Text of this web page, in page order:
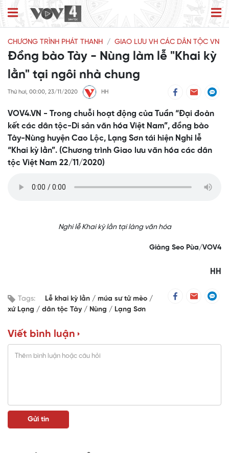
CHƯƠNG TRÌNH PHÁT THANH GIAO LƯU VH CÁC DÂN TỘC VN
Đồng bào Tày - Nùng làm lễ "Khai kỳ
lằn" tại ngôi nhà chung
Thứ hai, 00:00, 23/11/2020 HH
VOV4.VN - Trong chuỗi hoạt động của Tuần “Đại đoàn
kết các dân tộc-Di sản văn hóa Việt Nam”, đồng bào
Tày-Nùng huyện Cao Lộc, Lạng Sơn tái hiện Nghi lễ
“Khai kỳ lằn”. (Chương trình Giao lưu văn hóa các dân
tộc Việt Nam 22/11/2020)
Nghi lễ Khai kỳ lằn tại làng văn hóa
Giàng Seo Pùa/VOV4
HH
Tags: Lễ khai kỳ lằn
múa sư tử mèo
xứ Lạng
dân tộc Tày Nùng Lạng Sơn
Viết bình luận